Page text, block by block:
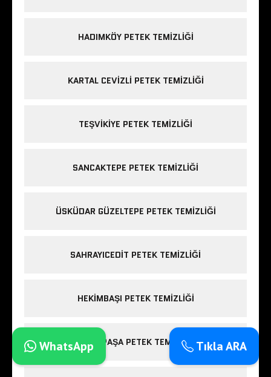
HADIMKÖY PETEK TEMIZLIĞI
KARTAL CEVIZLI PETEK TEMIZLIĞI
TEŞVIKIYE PETEK TEMIZLIĞI
SANCAKTEPE PETEK TEMIZLIĞI
ÜSKÜDAR GÜZELTEPE PETEK TEMIZLIĞI
SAHRAYICEDIT PETEK TEMIZLIĞI
HEKIMBAŞI PETEK TEMIZLIĞI
RASIMPAŞA PETEK TEMIZLIĞI Tıkla ARA
WhatsApp